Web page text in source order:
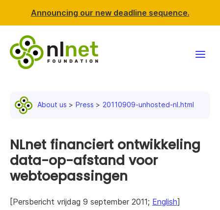
Announcing our new deadline sequence.
News & events
Resources
About us Press 20110909-unhosted-nl.html
NLnet financiert ontwikkeling
data-op-afstand voor
webtoepassingen
[Persbericht vrijdag 9 september 2011; English]